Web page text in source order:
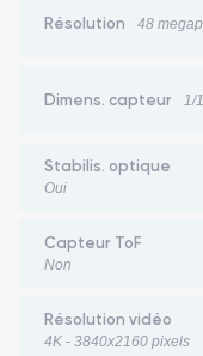
Résolution 48
Dimens. capteur 1/
Stabilis. optique
Oui
Capteur ToF
Non
Résolution vidéo
4K - 3840x2160 pixels